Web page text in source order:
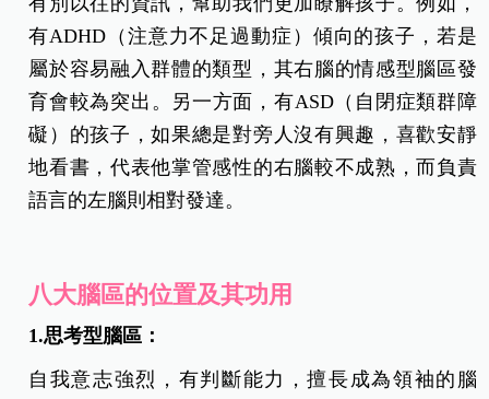
有ADHD（注意力不足過動症）傾向的孩子，若是
屬於容易融入群體的類型，其右腦的情感型腦區發
育會較為突出。另一方面，有ASD（自閉症類群障
礙）的孩子，如果總是對旁人沒有興趣，喜歡安靜
地看書，代表他掌管感性的右腦較不成熟，而負責
語言的左腦則相對發達。
八大腦區的位置及其功用
1.思考型腦區：
自我意志強烈，有判斷能力，擅長成為領袖的腦